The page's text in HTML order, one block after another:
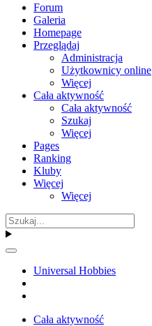
Forum
Galeria
Homepage
Przeglądaj
Administracja
Użytkownicy online
Więcej
Cała aktywność
Cała aktywność
Szukaj
Więcej
Pages
Ranking
Kluby
Więcej
Więcej
Universal Hobbies
Cała aktywność